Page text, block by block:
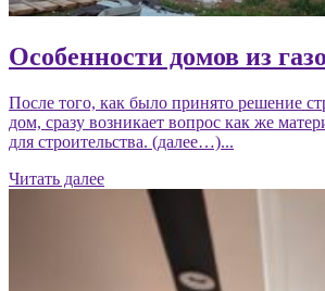
Особенности домов из
После того, как было принято решение
дом, сразу возникает вопрос как же
для строительства. (далее…)...
Читать далее